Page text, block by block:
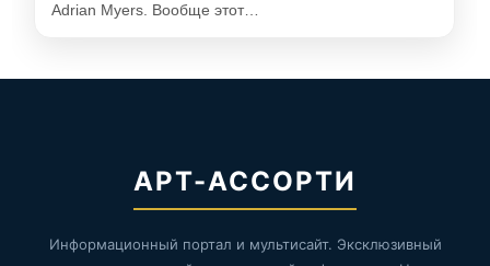
Adrian Myers. Вообще этот…
АРТ-АССОРТИ
Информационный портал и мультисайт. Эксклюзивный